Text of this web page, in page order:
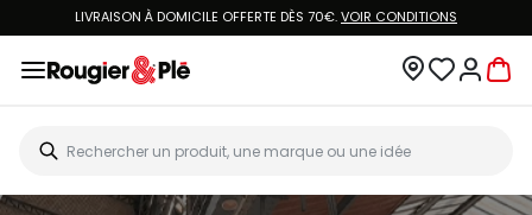
LIVRAISON À DOMICILE OFFERTE DÈS 70€.VOIR CONDITIONS